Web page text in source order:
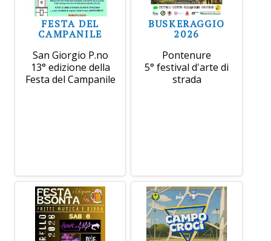
FESTA DEL
CAMPANILE
San Giorgio P.no
13° edizione della
Festa del Campanile
BUSKERAGGIO
2026
Pontenure
5° festival d'arte di
strada